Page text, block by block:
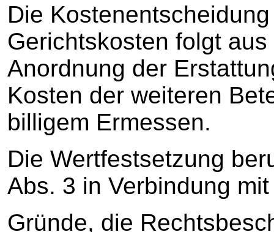
Die
Gerichtskosten folgt
Anordnung der
Kosten der weiteren
billigem Ermessen.
Die Wertfestsetzung
Abs. 3 in Verbindung
Gründe, die